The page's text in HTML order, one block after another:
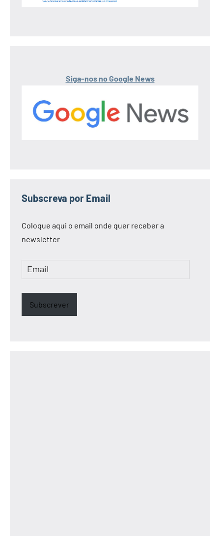
Siga-nos no Google News
Subscreva por Email
Coloque aqui o email onde quer receber a
newsletter
Email
Subscrever